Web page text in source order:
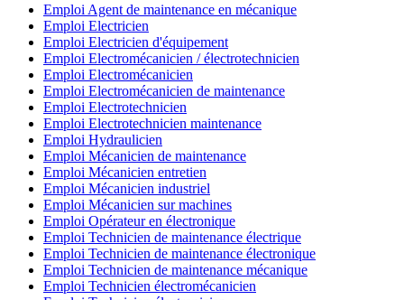
Emploi Agent de maintenance en mécanique
Emploi Electricien
Emploi Electricien d'équipement
Emploi Electromécanicien / électrotechnicien
Emploi Electromécanicien
Emploi Electromécanicien de maintenance
Emploi Electrotechnicien
Emploi Electrotechnicien maintenance
Emploi Hydraulicien
Emploi Mécanicien de maintenance
Emploi Mécanicien entretien
Emploi Mécanicien industriel
Emploi Mécanicien sur machines
Emploi Opérateur en électronique
Emploi Technicien de maintenance électrique
Emploi Technicien de maintenance électronique
Emploi Technicien de maintenance mécanique
Emploi Technicien électromécanicien